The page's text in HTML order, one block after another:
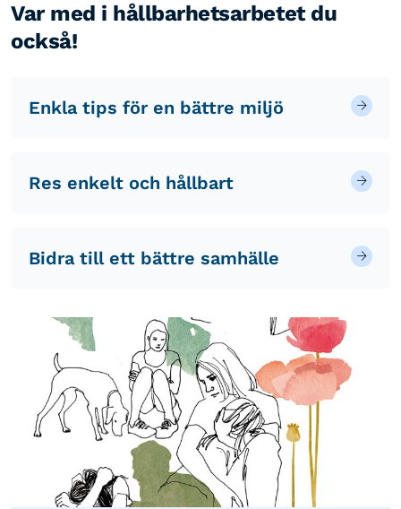
Var med i hållbarhetsarbetet du
också!
Enkla tips för en bättre miljö
Res enkelt och hållbart
Bidra till ett bättre samhälle